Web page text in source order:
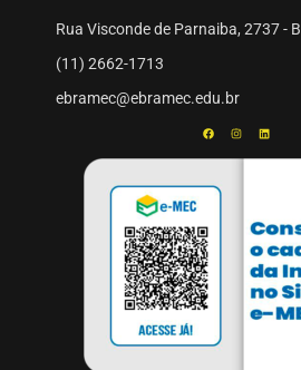
Rua Visconde de Parnaiba, 2737 -
(11) 2662-1713
ebramec@ebramec.edu.br